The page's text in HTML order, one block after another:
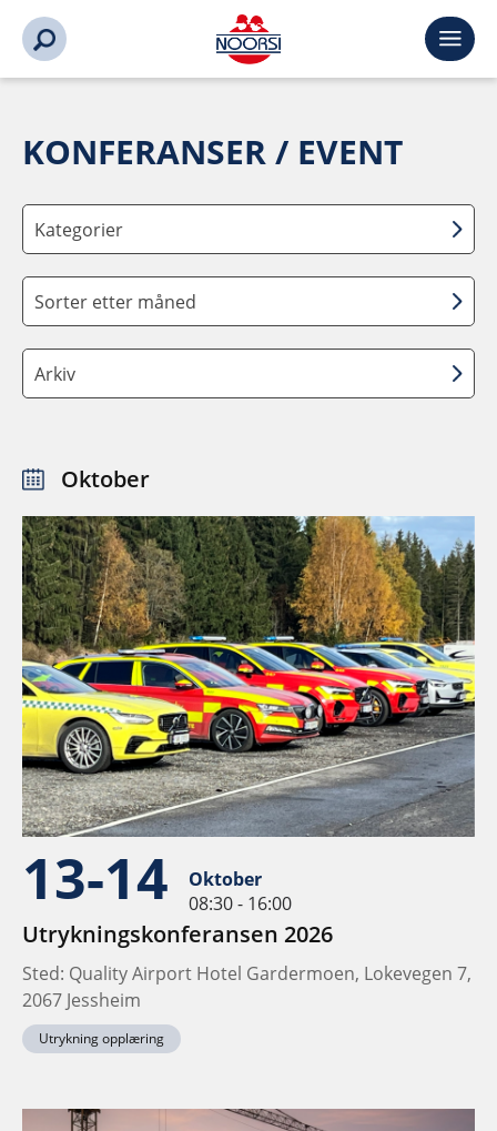
KONFERANSER / EVENT
Kategorier
Sorter etter måned
Arkiv
Oktober
13-14
Oktober
08:30 - 16:00
Utrykningskonferansen 2026
Sted: Quality Airport Hotel Gardermoen, Lokevegen 7,
2067 Jessheim
Utrykning opplæring